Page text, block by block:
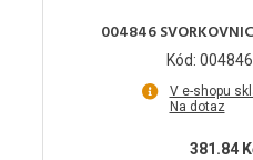
004846
Kód: 004846
V e-shopu
Na dotaz
381.84